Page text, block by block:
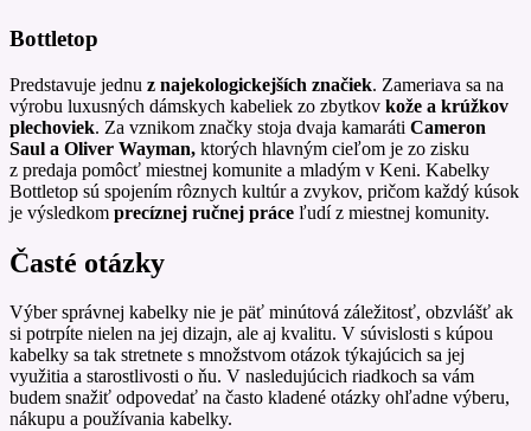
Bottletop
Predstavuje jednu z najekologickejších značiek. Zameriava sa na
výrobu luxusných dámskych kabeliek zo zbytkov kože a krúžkov
plechoviek. Za vznikom značky stoja dvaja kamaráti Cameron
Saul a Oliver Wayman, ktorých hlavným cieľom je zo zisku
z predaja pomôcť miestnej komunite a mladým v Keni. Kabelky
Bottletop sú spojením rôznych kultúr a zvykov, pričom každý kúsok
je výsledkom precíznej ručnej práce ľudí z miestnej komunity.
Časté otázky
Výber správnej kabelky nie je päť minútová záležitosť, obzvlášť ak
si potrpíte nielen na jej dizajn, ale aj kvalitu. V súvislosti s kúpou
kabelky sa tak stretnete s množstvom otázok týkajúcich sa jej
využitia a starostlivosti o ňu. V nasledujúcich riadkoch sa vám
budem snažiť odpovedať na často kladené otázky ohľadne výberu,
nákupu a používania kabelky.